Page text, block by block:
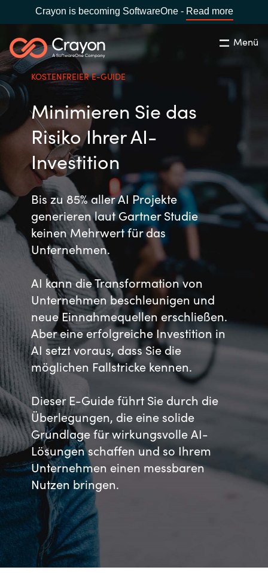
Crayon is becoming SoftwareOne - Read more
Menü
LAND WÄHLEN
Global site
Africa
Australia
Bulgaria
Czechia
Denmark
Finland
France
Germany
Suchen Schließen
Unsere Expertise
Software Partner
Ressourcen
IT Campus - Customer Trainings
Über uns
Kontakt
Karriere
Channel Partner
Land:Germany
KOSTENFREIER E-GUIDE
Minimieren Sie das
Risiko Ihrer AI-
Investition
Bis zu 85% aller AI Projekte
generieren laut Gartner Studie
keinen Mehrwert für das
Unternehmen.
AI kann die Transformation von
Unternehmen beschleunigen und
neue Einnahmequellen erschließen.
Aber eine erfolgreiche Investition in
AI setzt voraus, dass Sie die
möglichen Fallstricke kennen.
Dieser E-Guide führt Sie durch die
Überlegungen, die eine solide
Grundlage für wirkungsvolle AI-
Lösungen schaffen und so Ihrem
Unternehmen einen messbaren
Nutzen bringen.